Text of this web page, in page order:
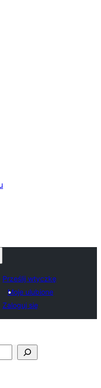
Prześlij wtyczkę
Moje ulubione
Zaloguj się